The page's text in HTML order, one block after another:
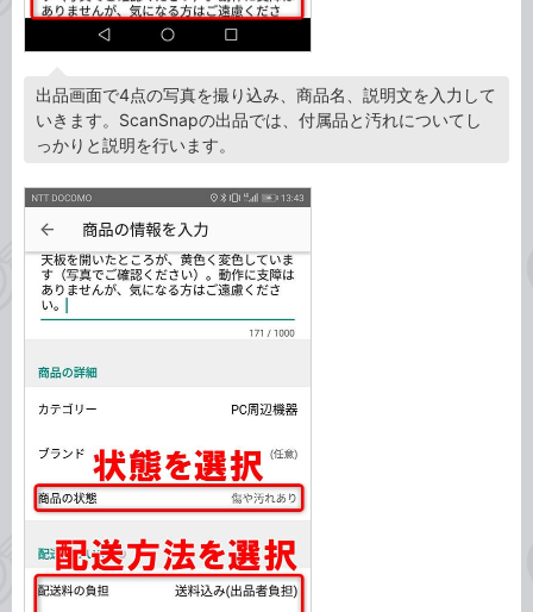
出品画面で4点の写真を撮り込み、商品名、説明文を入力して
いきます。ScanSnapの出品では、付属品と汚れについてし
っかりと説明を行います。